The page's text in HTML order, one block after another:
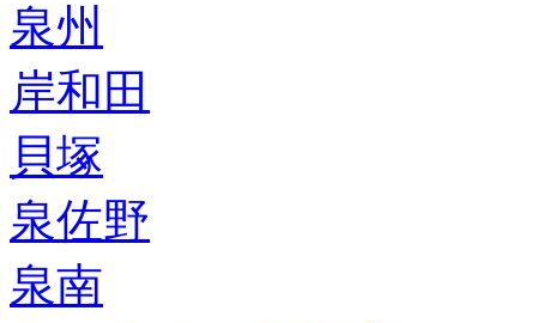
泉州
岸和田
貝塚
泉佐野
泉南